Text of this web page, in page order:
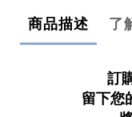
商品描述 了
訂
留下您